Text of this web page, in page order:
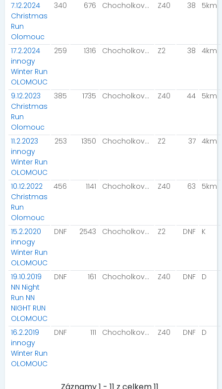
7.12.2024
Christmas
Run
Olomouc
340 676 Chocholková Daniela Z40 38 5km
17.2.2024
innogy
Winter Run
OLOMOUC
259 1316 Chocholková Daniela Z2 38 4km
9.12.2023
Christmas
Run
Olomouc
385 1735 Chocholková Daniela Z40 44 5km
11.2.2023
innogy
Winter Run
OLOMOUC
253 1350 Chocholková Daniela Z2 37 4km
10.12.2022
Christmas
Run
Olomouc
456 1141 Chocholková Daniela Z40 63 5km
15.2.2020
innogy
Winter Run
OLOMOUC
DNF 2543 Chocholková Daniela Z2 DNF K
19.10.2019
NN Night
Run NN
NIGHT RUN
OLOMOUC
DNF 161 Chocholková Daniela Z40 DNF D
16.2.2019
innogy
Winter Run
OLOMOUC
DNF 111 Chocholková Daniela Z40 DNF D
Záznamy 1 - 11 z celkem 11